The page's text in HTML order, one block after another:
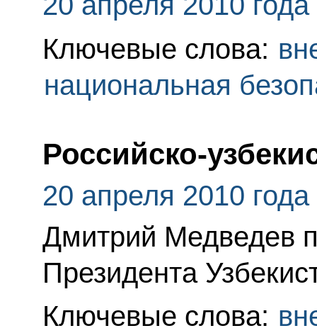
Ключевые слова:
национальная
Российско-
20 апреля 2010 года
Дмитрий Медведев
Президента
Ключевые слова: